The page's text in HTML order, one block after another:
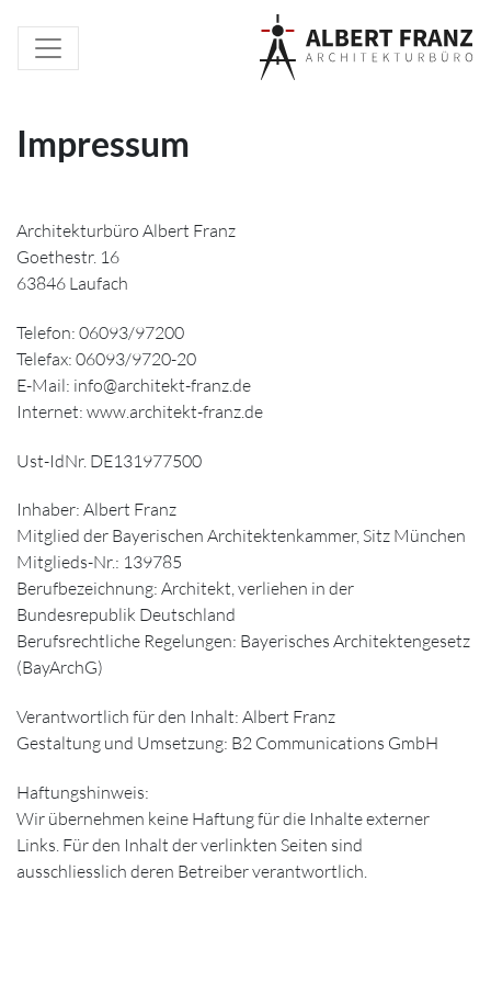
Impressum
Architekturbüro Albert Franz
Goethestr. 16
63846 Laufach
Telefon: 06093/97200
Telefax: 06093/9720-20
E-Mail: info@architekt-franz.de
Internet: www.architekt-franz.de
Ust-IdNr. DE131977500
Inhaber: Albert Franz
Mitglied der Bayerischen Architektenkammer, Sitz München
Mitglieds-Nr.: 139785
Berufbezeichnung: Architekt, verliehen in der
Bundesrepublik Deutschland
Berufsrechtliche Regelungen: Bayerisches Architektengesetz
(BayArchG)
Verantwortlich für den Inhalt: Albert Franz
Gestaltung und Umsetzung: B2 Communications GmbH
Haftungshinweis:
Wir übernehmen keine Haftung für die Inhalte externer
Links. Für den Inhalt der verlinkten Seiten sind
ausschliesslich deren Betreiber verantwortlich.